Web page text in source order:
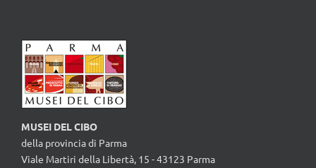
MUSEI DEL CIBO
della provincia di Parma
Viale Martiri della Libertà, 15 - 43123 Parma